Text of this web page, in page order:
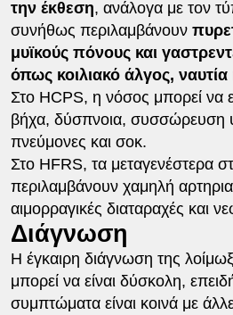
την έκθεση, ανάλογα με τον
συνήθως περιλαμβάνουν
μυϊκούς πόνους και
όπως κοιλιακό άλγος, ναυτία
Στο HCPS, η νόσος μπορεί να
βήχα, δύσπνοια, συσσώρευση
πνεύμονες και σοκ.
Στο HFRS, τα μεταγενέστερα
περιλαμβάνουν χαμηλή
αιμορραγικές διαταραχές και
Διάγνωση
Η έγκαιρη διάγνωση της
μπορεί να είναι δύσκολη,
συμπτώματα είναι κοινά με